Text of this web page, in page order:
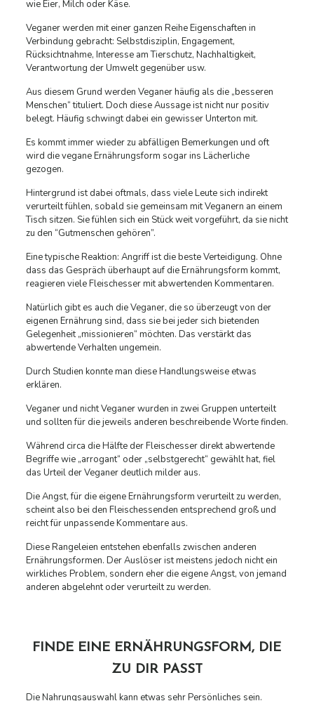
wie Eier, Milch oder Käse.
Veganer werden mit einer ganzen Reihe Eigenschaften in
Verbindung gebracht: Selbstdisziplin, Engagement,
Rücksichtnahme, Interesse am Tierschutz, Nachhaltigkeit,
Verantwortung der Umwelt gegenüber usw.
Aus diesem Grund werden Veganer häufig als die „besseren
Menschen“ tituliert. Doch diese Aussage ist nicht nur positiv
belegt. Häufig schwingt dabei ein gewisser Unterton mit.
Es kommt immer wieder zu abfälligen Bemerkungen und oft
wird die vegane Ernährungsform sogar ins Lächerliche
gezogen.
Hintergrund ist dabei oftmals, dass viele Leute sich indirekt
verurteilt fühlen, sobald sie gemeinsam mit Veganern an einem
Tisch sitzen. Sie fühlen sich ein Stück weit vorgeführt, da sie nicht
zu den “Gutmenschen gehören”.
Eine typische Reaktion: Angriff ist die beste Verteidigung. Ohne
dass das Gespräch überhaupt auf die Ernährungsform kommt,
reagieren viele Fleischesser mit abwertenden Kommentaren.
Natürlich gibt es auch die Veganer, die so überzeugt von der
eigenen Ernährung sind, dass sie bei jeder sich bietenden
Gelegenheit „missionieren“ möchten. Das verstärkt das
abwertende Verhalten ungemein.
Durch Studien konnte man diese Handlungsweise etwas
erklären.
Veganer und nicht Veganer wurden in zwei Gruppen unterteilt
und sollten für die jeweils anderen beschreibende Worte finden.
Während circa die Hälfte der Fleischesser direkt abwertende
Begriffe wie „arrogant“ oder „selbstgerecht“ gewählt hat, fiel
das Urteil der Veganer deutlich milder aus.
Die Angst, für die eigene Ernährungsform verurteilt zu werden,
scheint also bei den Fleischessenden entsprechend groß und
reicht für unpassende Kommentare aus.
Diese Rangeleien entstehen ebenfalls zwischen anderen
Ernährungsformen. Der Auslöser ist meistens jedoch nicht ein
wirkliches Problem, sondern eher die eigene Angst, von jemand
anderen abgelehnt oder verurteilt zu werden.
FINDE EINE ERNÄHRUNGSFORM, DIE
ZU DIR PASST
Die Nahrungsauswahl kann etwas sehr Persönliches sein.